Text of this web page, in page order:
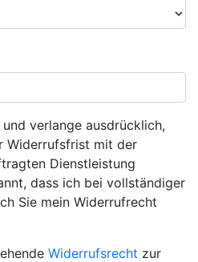
verlange ausdrücklich,
Widerrufsfrist mit der
Dienstleistung
dass ich bei vollständiger
Sie mein Widerrufrecht
Widerrufsrecht zur